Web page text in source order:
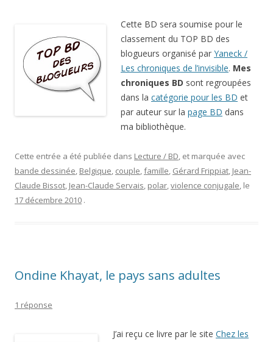
Cette BD sera soumise pour le
classement du TOP BD des
blogueurs organisé par Yaneck /
Les chroniques de l’invisible. Mes
chroniques BD sont regroupées
dans la catégorie pour les BD et
par auteur sur la page BD dans
ma bibliothèque.
Cette entrée a été publiée dans Lecture / BD, et marquée avec
bande dessinée, Belgique, couple,famille, Gérard Frippiat, Jean-
Claude Bissot, Jean-Claude Servais, polar,violence conjugale, le
17 décembre 2010 .
Ondine Khayat, le pays sans adultes
1 réponse
J’ai reçu ce livre par le site Chez les